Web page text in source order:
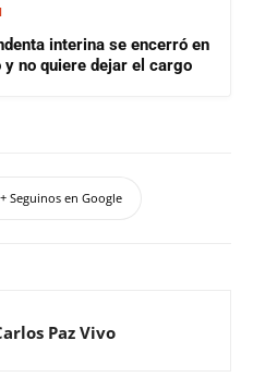
interina se encerró en
y no quiere dejar el cargo
+ Seguinos en Google
Paz Vivo